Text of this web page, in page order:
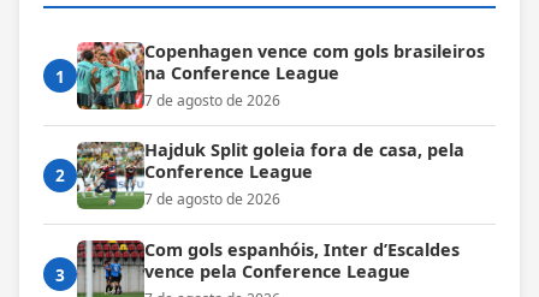
1
Copenhagen vence com gols brasileiros
na Conference League
7 de agosto de 2026
2
Hajduk Split goleia fora de casa, pela
Conference League
7 de agosto de 2026
3
Com gols espanhóis, Inter d’Escaldes
vence pela Conference League